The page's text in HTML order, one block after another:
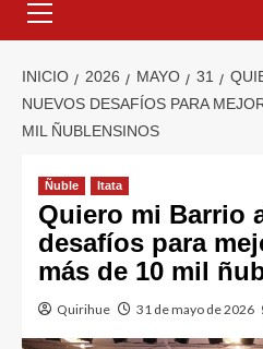
INICIO 2026 MAYO 31
NUEVOS DESAFÍOS PARA
MIL ÑUBLENSINOS
Ñuble Itata
Quiero mi Barrio
desafíos para
más de 10 mil
Quirihue 31 de mayo de 2026